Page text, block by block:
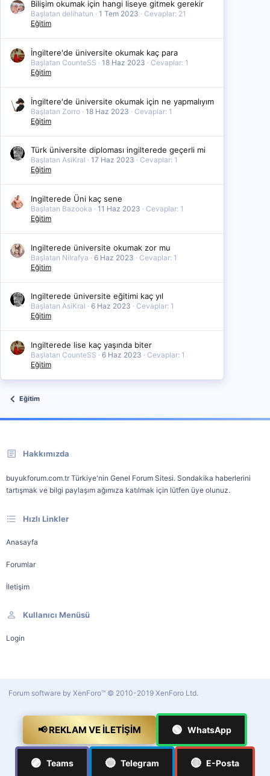
Bilişim okumak için hangi liseye gitmek gerekir
Başlatan delihatun 1 Tem 2023
Cevaplar: 21
Eğitim
İngiltere'de üniversite okumak kaç para
Başlatan CounteSS 18 Haz 2023
Cevaplar: 1
Eğitim
İngiltere'de üniversite okumak için ne yapmalıyım
Başlatan Zorro 18 Haz 2023
Cevaplar: 1
Eğitim
Türk üniversite diploması ingilterede geçerli mi
Başlatan AsiKral 17 Haz 2023
Cevaplar: 1
Eğitim
Ingilterede Üni kaç sene
Başlatan Bazooka 11 Haz 2023
Cevaplar: 1
Eğitim
Ingilterede üniversite okumak zor mu
Başlatan Nilrafya 6 Haz 2023
Cevaplar: 1
Eğitim
Ingilterede üniversite eğitimi kaç yıl
Başlatan AsiKral 6 Haz 2023
Cevaplar: 1
Eğitim
Ingilterede lise kaç yaşında biter
Başlatan CounteSS 6 Haz 2023
Cevaplar: 1
Eğitim
Eğitim
Hakkımızda
buyukforum.com.tr Türkiye'nin Genel Forum Sitesi. Sondakika haberlerini
tartışmak ve bilgi paylaşım ağımıza katılmak için lütfen üye olunuz.
Hızlı Linkler
Anasayfa
Forumlar
İletişim
Kullanıcı Menüsü
Login
Forum software by XenForo™ © 2010-2019 XenForo Ltd.
📢 REKLAM VE İLETIŞIM 🟢 WhatsApp
🟣 Teams 🔵 Telegram 🔴 E-Posta